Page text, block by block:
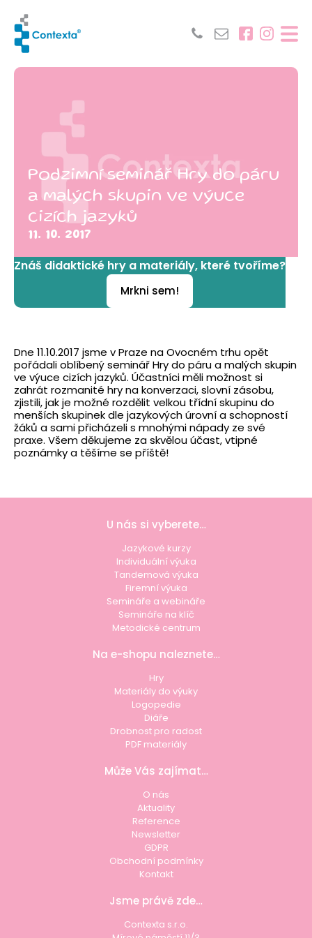
Podzimní seminář Hry do páru
a malých skupin ve výuce
cizích jazyků
11. 10. 2017
Znáš didaktické hry a materiály, které tvoříme?
Mrkni sem!
Dne 11.10.2017 jsme v Praze na Ovocném trhu opět
pořádali oblíbený seminář Hry do páru a malých skupin
ve výuce cizích jazyků. Účastníci měli možnost si
zahrát rozmanité hry na konverzaci, slovní zásobu,
zjistili, jak je možné rozdělit velkou třídní skupinu do
menších skupinek dle jazykových úrovní a schopností
žáků a sami přicházeli s mnohými nápady ze své
praxe. Všem děkujeme za skvělou účast, vtipné
poznámky a těšíme se příště!
U nás si vyberete…
Jazykové kurzy
Individuální výuka
Tandemová výuka
Firemní výuka
Semináře a webináře
Semináře na klíč
Metodické centrum
Na e-shopu naleznete…
Hry
Materiály do výuky
Logopedie
Diáře
Drobnost pro radost
PDF materiály
Může Vás zajímat…
O nás
Aktuality
Reference
Newsletter
GDPR
Obchodní podmínky
Kontakt
Jsme právě zde…
Contexta s.r.o.